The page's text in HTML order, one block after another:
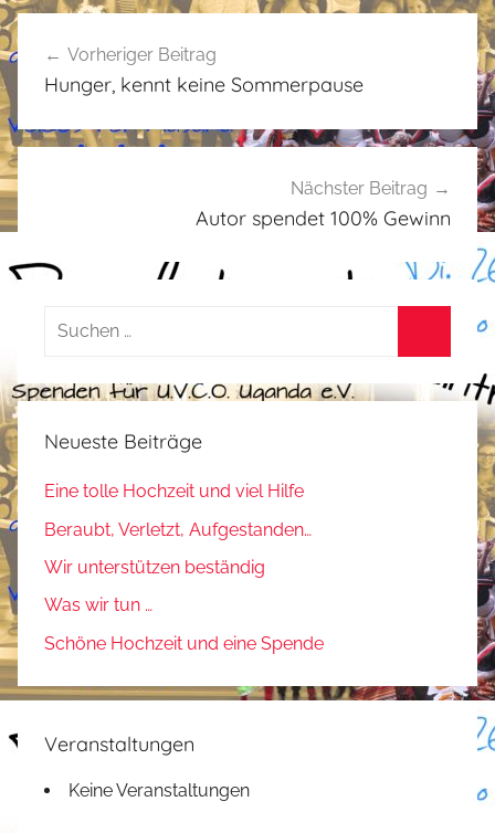
A
g
e
Beitragsnavigation
Vorheriger Beitrag
Hunger, kennt keine Sommerpause
Nächster Beitrag
Autor spendet 100% Gewinn
Suchen
Suchen
Neueste Beiträge
Eine tolle Hochzeit und viel Hilfe
Beraubt, Verletzt, Aufgestanden…
Wir unterstützen beständig
Was wir tun …
Schöne Hochzeit und eine Spende
Veranstaltungen
Keine Veranstaltungen